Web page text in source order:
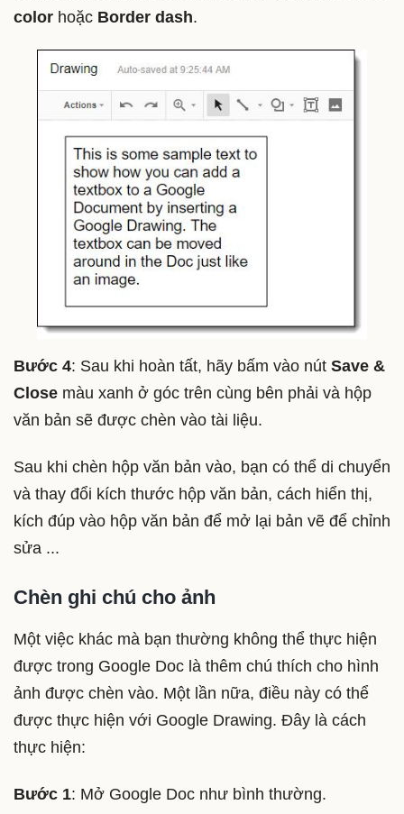
color hoặc Border dash.
Bước 4: Sau khi hoàn tất, hãy bấm vào nút Save &
Close màu xanh ở góc trên cùng bên phải và hộp
văn bản sẽ được chèn vào tài liệu.
Sau khi chèn hộp văn bản vào, bạn có thể di chuyển
và thay đổi kích thước hộp văn bản, cách hiển thị,
kích đúp vào hộp văn bản để mở lại bản vẽ để chỉnh
sửa ...
Chèn ghi chú cho ảnh
Một việc khác mà bạn thường không thể thực hiện
được trong Google Doc là thêm chú thích cho hình
ảnh được chèn vào. Một lần nữa, điều này có thể
được thực hiện với Google Drawing. Đây là cách
thực hiện:
Bước 1: Mở Google Doc như bình thường.